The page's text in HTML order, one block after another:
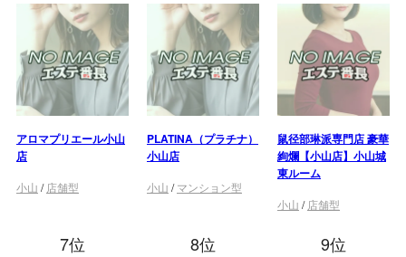
アロマプリエール小山
店
小山 / 店舗型
PLATINA（プラチナ）
小山店
小山 /マンション型
鼠径部琳派専門店 豪華
絢爛【小山店】小山城
東ルーム
小山 / 店舗型
7位 8位 9位